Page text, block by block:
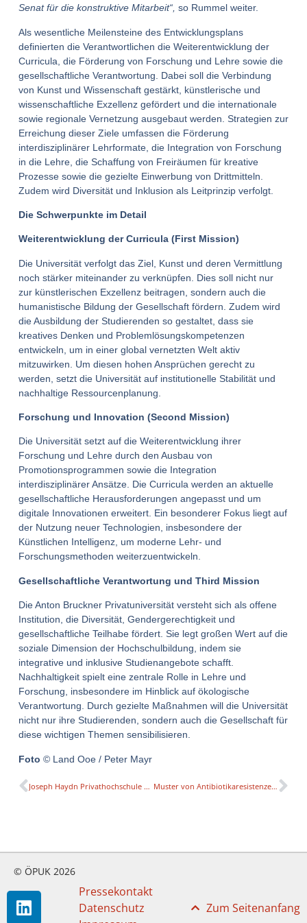
Senat für die konstruktive Mitarbeit“, so Rummel weiter.
Als wesentliche Meilensteine des Entwicklungsplans
definierten die Verantwortlichen die Weiterentwicklung der
Curricula, die Förderung von Forschung und Lehre sowie die
gesellschaftliche Verantwortung. Dabei soll die Verbindung
von Kunst und Wissenschaft gestärkt, künstlerische und
wissenschaftliche Exzellenz gefördert und die internationale
sowie regionale Vernetzung ausgebaut werden. Strategien zur
Erreichung dieser Ziele umfassen die Förderung
interdisziplinärer Lehrformate, die Integration von Forschung
in die Lehre, die Schaffung von Freiräumen für kreative
Prozesse sowie die gezielte Einwerbung von Drittmitteln.
Zudem wird Diversität und Inklusion als Leitprinzip verfolgt.
Die Schwerpunkte im Detail
Weiterentwicklung der Curricula (First Mission)
Die Universität verfolgt das Ziel, Kunst und deren Vermittlung
noch stärker miteinander zu verknüpfen. Dies soll nicht nur
zur künstlerischen Exzellenz beitragen, sondern auch die
humanistische Bildung der Gesellschaft fördern. Zudem wird
die Ausbildung der Studierenden so gestaltet, dass sie
kreatives Denken und Problemlösungskompetenzen
entwickeln, um in einer global vernetzten Welt aktiv
mitzuwirken. Um diesen hohen Ansprüchen gerecht zu
werden, setzt die Universität auf institutionelle Stabilität und
nachhaltige Ressourcenplanung.
Forschung und Innovation (Second Mission)
Die Universität setzt auf die Weiterentwicklung ihrer
Forschung und Lehre durch den Ausbau von
Promotionsprogrammen sowie die Integration
interdisziplinärer Ansätze. Die Curricula werden an aktuelle
gesellschaftliche Herausforderungen angepasst und um
digitale Innovationen erweitert. Ein besonderer Fokus liegt auf
der Nutzung neuer Technologien, insbesondere der
Künstlichen Intelligenz, um moderne Lehr- und
Forschungsmethoden weiterzuentwickeln.
Gesellschaftliche Verantwortung und Third Mission
Die Anton Bruckner Privatuniversität versteht sich als offene
Institution, die Diversität, Gendergerechtigkeit und
gesellschaftliche Teilhabe fördert. Sie legt großen Wert auf die
soziale Dimension der Hochschulbildung, indem sie
integrative und inklusive Studienangebote schafft.
Nachhaltigkeit spielt eine zentrale Rolle in Lehre und
Forschung, insbesondere im Hinblick auf ökologische
Verantwortung. Durch gezielte Maßnahmen will die Universität
nicht nur ihre Studierenden, sondern auch die Gesellschaft für
diese wichtigen Themen sensibilisieren.
Foto © Land Ooe / Peter Mayr
Joseph Haydn Privathochschule erforscht die burgenländische Musikgeschichte Muster von Antibiotikaresistenzen variieren stark zwischen verschiedenen Flüssen
© ÖPUK 2026
Pressekontakt
Datenschutz
Zum Seitenanfang